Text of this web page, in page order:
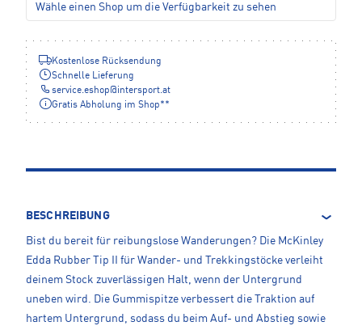
Wähle einen Shop um die Verfügbarkeit zu sehen
Kostenlose Rücksendung
Schnelle Lieferung
service.eshop@intersport.at
Gratis Abholung im Shop**
BESCHREIBUNG
Bist du bereit für reibungslose Wanderungen? Die McKinley
Edda Rubber Tip II für Wander- und Trekkingstöcke verleiht
deinem Stock zuverlässigen Halt, wenn der Untergrund
uneben wird. Die Gummispitze verbessert die Traktion auf
hartem Untergrund, sodass du beim Auf- und Abstieg sowie